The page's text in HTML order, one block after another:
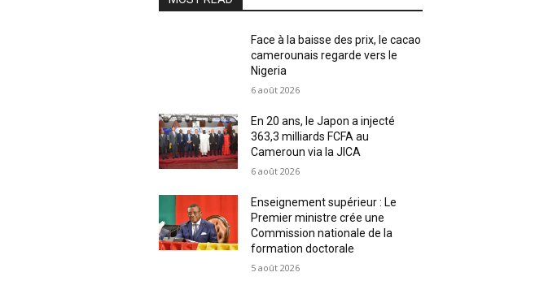
Face à la baisse des prix, le cacao
camerounais regarde vers le
Nigeria
6 août 2026
En 20 ans, le Japon a injecté
363,3 milliards FCFA au
Cameroun via la JICA
6 août 2026
Enseignement supérieur : Le
Premier ministre crée une
Commission nationale de la
formation doctorale
5 août 2026